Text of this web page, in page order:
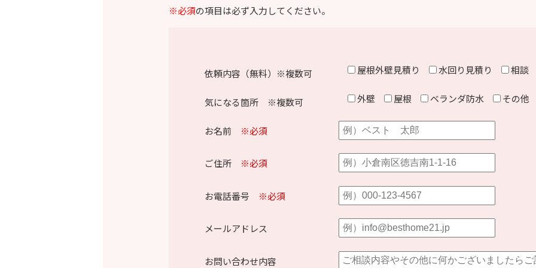
※必須の項目は必ず入力してください。
依頼内容（無料）※複数可 屋根外壁見積り 水回り見積り 相談
気になる箇所 ※複数可 外壁 屋根 ベランダ防水 その他
お名前 ※必須
ご住所 ※必須
お電話番号 ※必須
メールアドレス
お問い合わせ内容